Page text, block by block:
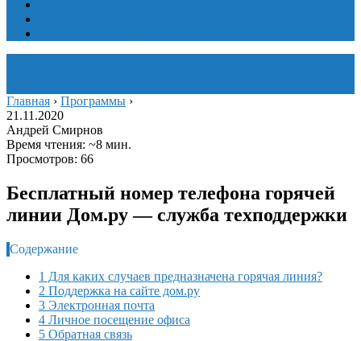
Главная › Программы ›
21.11.2020
Андрей Смирнов
Время чтения: ~8 мин.
Просмотров: 66
Бесплатный номер телефона горячей
линии Дом.ру — служба техподдержки
Содержание
1 Для каких случаев предназначена горячая линия?
2 Поддержка на сайте дом.ру
3 Электронная почта
4 Личное посещение офиса
5 Обратная связь